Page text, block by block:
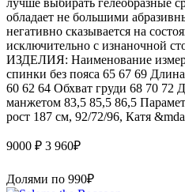
обладает не большими
негативно сказывается на
исключительно с изнаночной
ИЗДЕЛИЯ: Наименование
спинки без пояса 65 67 69
60 62 64 Обхват груди 68 70 72
манжетом 83,5 85,5 86,5
рост 187 см, 92/72/96, Катя
9000 ₽ 3 960₽
Долями по 990₽